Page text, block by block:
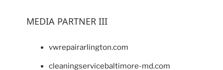
MEDIA PARTNER III
vwrepairarlington.com
cleaningservicebaltimore-md.com